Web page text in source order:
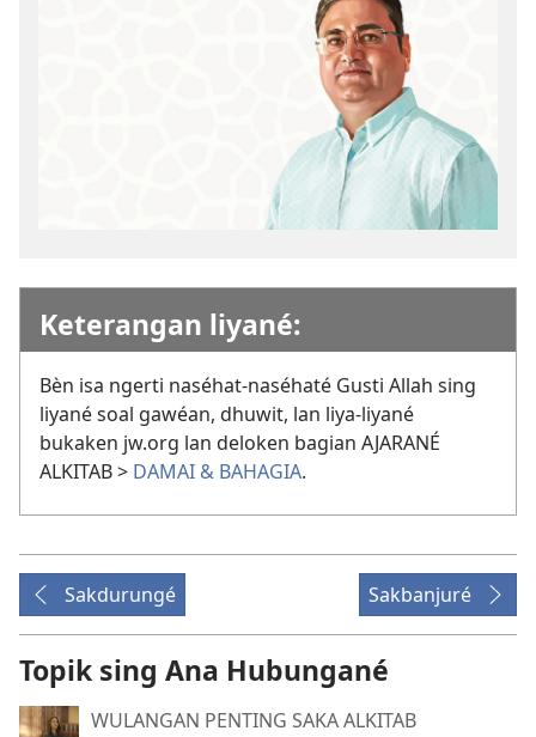
Keterangan liyané:
Bèn isa ngerti naséhat-naséhaté Gusti Allah sing
liyané soal gawéan, dhuwit, lan liya-liyané
bukaken jw.org lan deloken bagian AJARANÉ
ALKITAB > DAMAI & BAHAGIA.
Sakdurungé Sakbanjuré
Topik sing Ana Hubungané
WULANGAN PENTING SAKA ALKITAB